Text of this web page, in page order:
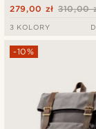
310,00
279,00 zł
3 KOLORY
-10%